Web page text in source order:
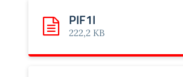
Scarica: PIF1I
PIF1I
222,2 KB